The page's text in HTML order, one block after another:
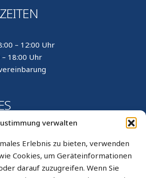
verwalten
Erlebnis zu bieten, verwenden
Cookies, um Geräteinformationen
darauf zuzugreifen. Wenn Sie
– 12:00 Uhr
18:00 Uhr